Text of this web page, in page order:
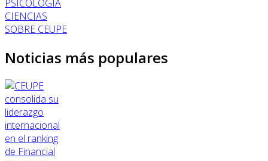
PSICOLOGÍA
CIENCIAS
SOBRE CEUPE
Noticias más populares